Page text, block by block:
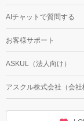
AIチャットで質問する
お客様サポート
ASKUL（法人向け）
アスクル株式会社（会社